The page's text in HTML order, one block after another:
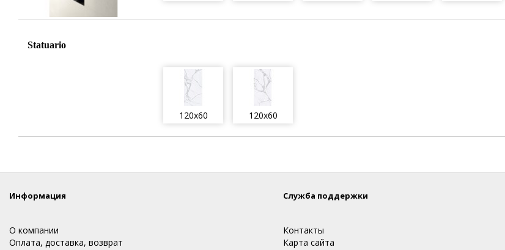
Statuario
120x60 120x60
Информация
О компании
Оплата, доставка, возврат
Служба поддержки
Контакты
Карта сайта